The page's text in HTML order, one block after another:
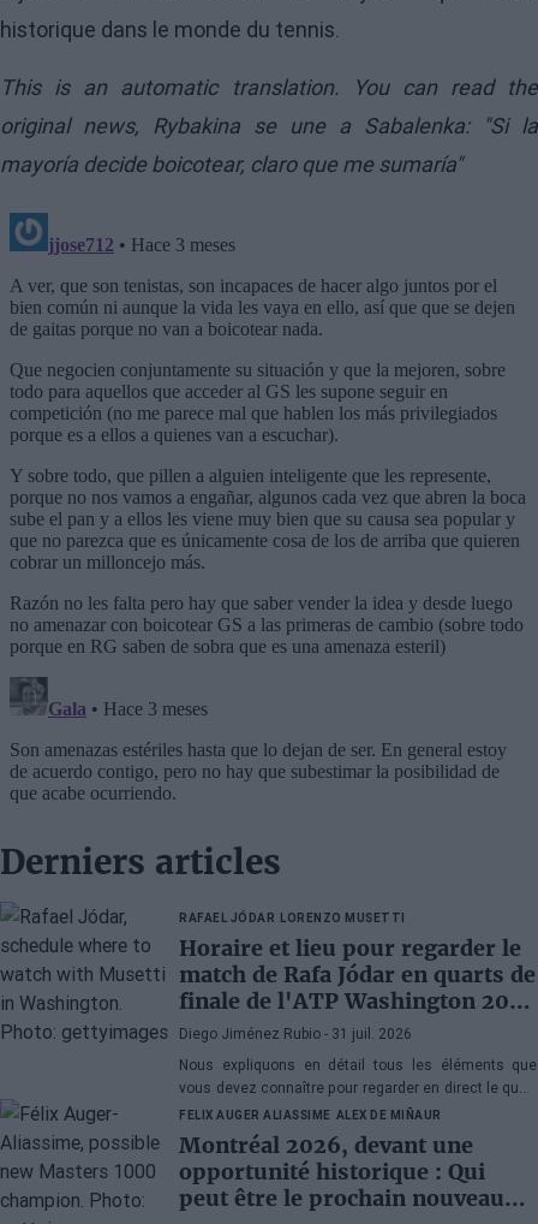
historique dans le monde du tennis.
This is an automatic translation. You can read the
original news, Rybakina se une a Sabalenka: "Si la
mayoría decide boicotear, claro que me sumaría"
Derniers articles
RAFAEL JÓDAR LORENZO MUSETTI
Horaire et lieu pour regarder le
match de Rafa Jódar en quarts de
finale de l'ATP Washington 2026
contre Musetti
Diego Jiménez Rubio - 31 juil. 2026
Nous expliquons en détail tous les éléments que
vous devez connaître pour regarder en direct le quart
de finale de l'ATP 500 Washington 2026 entre Rafa
Jódar et Lorenzo Musetti.
FELIX AUGER ALIASSIME ALEX DE MIÑAUR
Montréal 2026, devant une
opportunité historique : Qui
peut être le prochain nouveau